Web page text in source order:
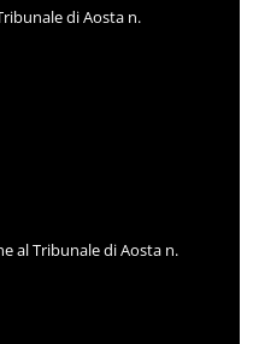
di Aosta n.
al Tribunale di Aosta n.